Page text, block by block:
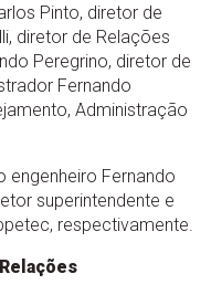
Pinto, diretor de
diretor de Relações
Peregrino, diretor de
Fernando
Administração
engenheiro Fernando
superintendente e
respectivamente.